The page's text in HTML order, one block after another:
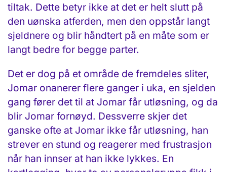
tiltak. Dette betyr ikke at det er helt slutt på
den uønska atferden, men den oppstår langt
sjeldnere og blir håndtert på en måte som er
langt bedre for begge parter.
Det er dog på et område de fremdeles sliter,
Jomar onanerer flere ganger i uka, en sjelden
gang fører det til at Jomar får utløsning, og da
blir Jomar fornøyd. Dessverre skjer det
ganske ofte at Jomar ikke får utløsning, han
strever en stund og reagerer med frustrasjon
når han innser at han ikke lykkes. En